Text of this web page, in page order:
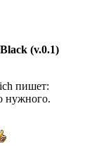
(v.0.1)
пишет:
нужного.